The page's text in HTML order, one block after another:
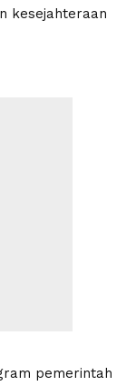
kesejahteraan
pemerintah